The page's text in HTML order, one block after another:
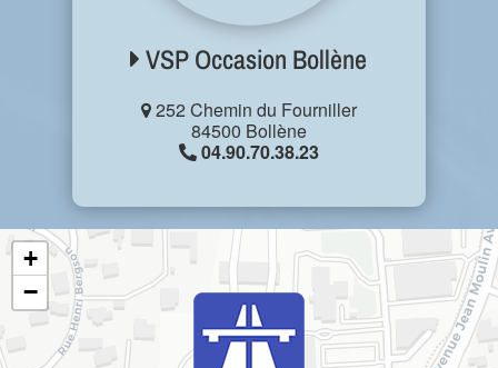
VSP Occasion Bollène
252 Chemin du Fourniller
84500 Bollène
04.90.70.38.23
+
−